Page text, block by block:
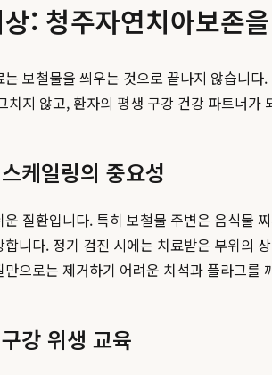
: 청주자연치아보존
보철물을 씌우는 것으로 끝나지 않습니
치지 않고, 환자의 평생 구강 건강 파트너
케일링의 중요성
질환입니다. 특히 보철물 주변은 음식물
니다. 정기 검진 시에는 치료받은 부위의
으로는 제거하기 어려운 치석과 플라그
강 위생 교육